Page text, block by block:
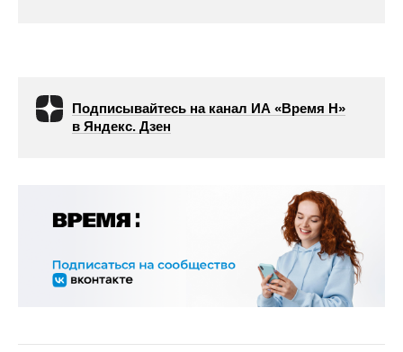
Подписывайтесь на канал ИА «Время Н»
в Яндекс. Дзен